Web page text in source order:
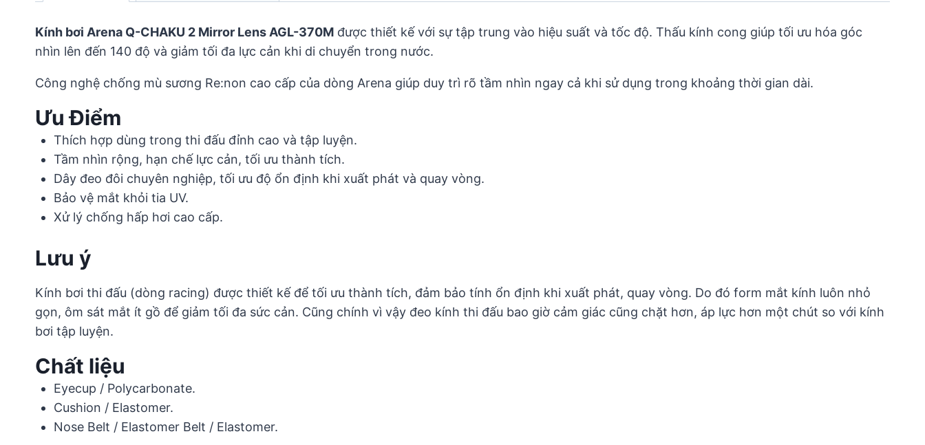
Kính bơi Arena Q-CHAKU 2 Mirror Lens AGL-370M được thiết kế với sự tập trung vào hiệu suất và tốc độ. Thấu kính cong giúp tối ưu hóa góc
nhìn lên đến 140 độ và giảm tối đa lực cản khi di chuyển trong nước.
Công nghệ chống mù sương Re:non cao cấp của dòng Arena giúp duy trì rõ tầm nhìn ngay cả khi sử dụng trong khoảng thời gian dài.
Ưu Điểm
Thích hợp dùng trong thi đấu đỉnh cao và tập luyện.
Tầm nhìn rộng, hạn chế lực cản, tối ưu thành tích.
Dây đeo đôi chuyên nghiệp, tối ưu độ ổn định khi xuất phát và quay vòng.
Bảo vệ mắt khỏi tia UV.
Xử lý chống hấp hơi cao cấp.
Lưu ý
Kính bơi thi đấu (dòng racing) được thiết kế để tối ưu thành tích, đảm bảo tính ổn định khi xuất phát, quay vòng. Do đó form mắt kính luôn nhỏ
gọn, ôm sát mắt ít gồ để giảm tối đa sức cản. Cũng chính vì vậy đeo kính thi đấu bao giờ cảm giác cũng chặt hơn, áp lực hơn một chút so với kính
bơi tập luyện.
Chất liệu
Eyecup / Polycarbonate.
Cushion / Elastomer.
Nose Belt / Elastomer Belt / Elastomer.